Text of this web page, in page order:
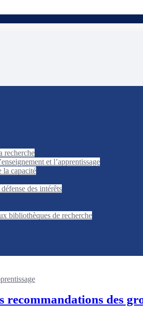
recherche
et l’apprentissage
la capacité
des intérêts
bibliothèques de recherche
des